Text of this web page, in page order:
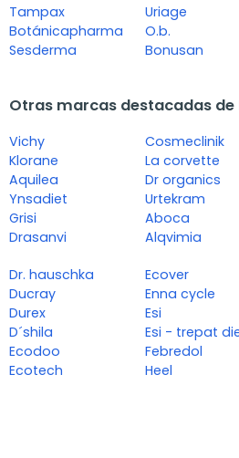
Tampax
Botánicapharma
Sesderma
Uriage
O.b.
Bonusan
Otras marcas destacadas de
Vichy
Klorane
Aquilea
Ynsadiet
Grisi
Drasanvi
Cosmeclinik
La corvette
Dr organics
Urtekram
Aboca
Alqvimia
Dr. hauschka
Ducray
Durex
D´shila
Ecodoo
Ecotech
Ecover
Enna cycle
Esi
Esi - trepat
Febredol
Heel